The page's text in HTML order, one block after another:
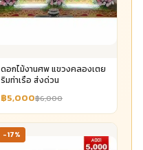
ดอกไม้งานศพ แขวงคลองเตย
ริมท่าเรือ ส่งด่วน
฿5,000฿6,000
-17%